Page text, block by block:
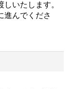
いたします。
進んでくださ